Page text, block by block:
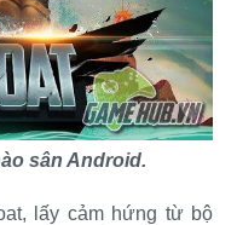
sân Android.
lấy cảm hứng từ bộ